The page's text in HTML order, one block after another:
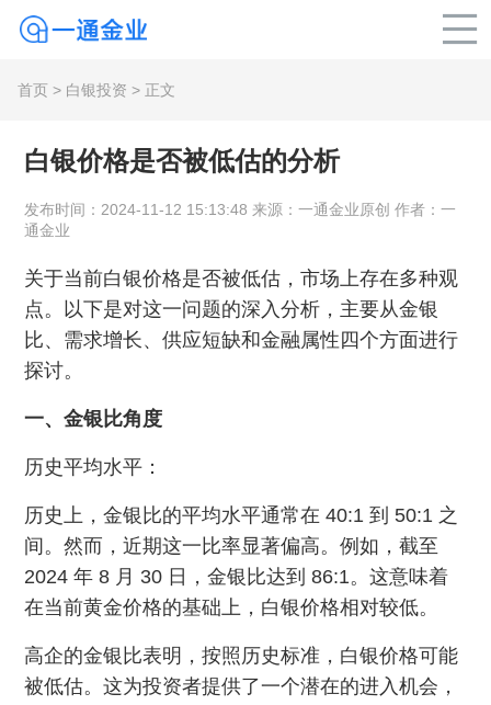
首页 > 白银投资 > 正文
白银价格是否被低估的分析
发布时间：2024-11-12 15:13:48 来源：一通金业原创 作者：一
通金业
关于当前白银价格是否被低估，市场上存在多种观
点。以下是对这一问题的深入分析，主要从金银
比、需求增长、供应短缺和金融属性四个方面进行
探讨。
一、金银比角度
历史平均水平：
历史上，金银比的平均水平通常在 40:1 到 50:1 之
间。然而，近期这一比率显著偏高。例如，截至
2024 年 8 月 30 日，金银比达到 86:1。这意味着
在当前黄金价格的基础上，白银价格相对较低。
高企的金银比表明，按照历史标准，白银价格可能
被低估。这为投资者提供了一个潜在的进入机会，